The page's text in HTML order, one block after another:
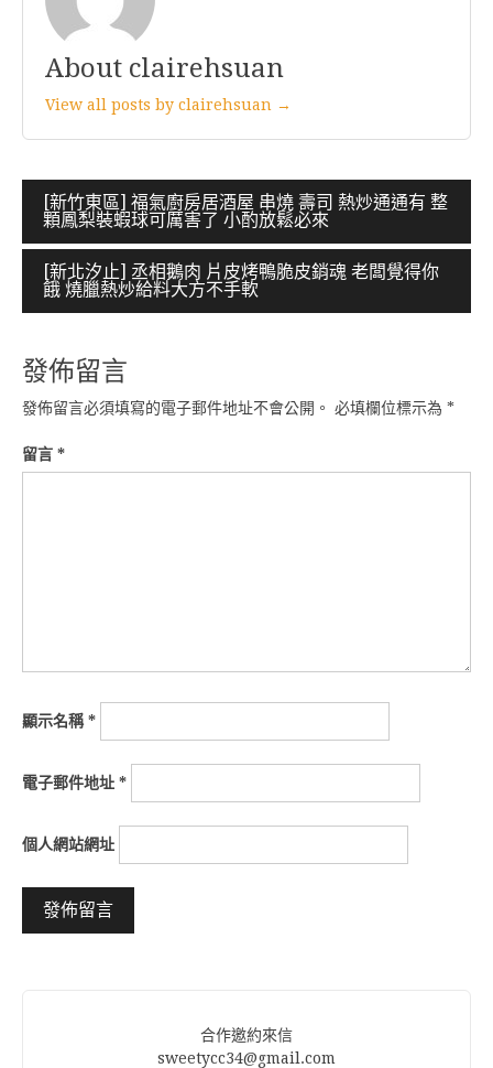
About clairehsuan
View all posts by clairehsuan →
文
章
導
覽
[新竹東區] 福氣廚房居酒屋 串燒 壽司 熱炒通通有 整
顆鳳梨裝蝦球可厲害了 小酌放鬆必來
[新北汐止] 丞相鵝肉 片皮烤鴨脆皮銷魂 老闆覺得你
餓 燒臘熱炒給料大方不手軟
發佈留言
發佈留言必須填寫的電子郵件地址不會公開。 必填欄位標示為 *
留言 *
顯示名稱*
電子郵件地址 *
個人網站網址
合作邀約來信
sweetycc34@gmail.com